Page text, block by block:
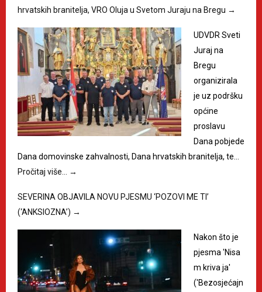
hrvatskih branitelja, VRO Oluja u Svetom Juraju na Bregu →
UDVDR Sveti
Juraj na
Bregu
organizirala
je uz podršku
općine
proslavu
Dana pobjede
Dana domovinske zahvalnosti, Dana hrvatskih branitelja, te…
Pročitaj više…
→
SEVERINA OBJAVILA NOVU PJESMU ‘POZOVI ME TI’
(‘ANKSIOZNA’) →
Nakon što je
pjesma 'Nisa
m kriva ja'
('Bezosjećajn